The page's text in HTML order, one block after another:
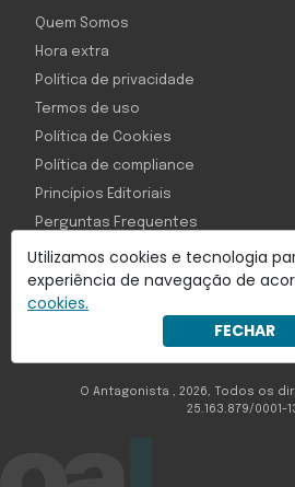
Utilizamos cookies e tecnologia
experiência de navegação de
cookies.
FECHAR
Com inteligência e tecnologia:
Object1ve - Marketing Solution
Quem Somos
Hora extra
Política de privacidade
Termos de uso
Política de Cookies
Política de compliance
Princípios Editoriais
Perguntas Frequentes
O Antagonista , 2026, Todos os
25.163.879/0001-